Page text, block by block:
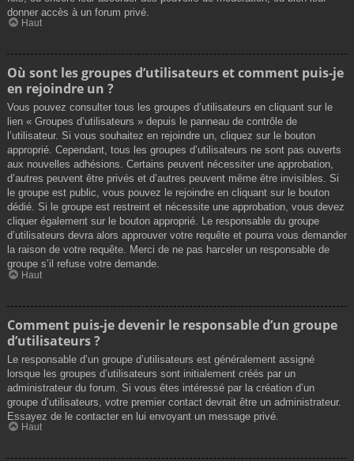
donner accès à un forum privé.
Haut
Où sont les groupes d’utilisateurs et comment puis-je
en rejoindre un ?
Vous pouvez consulter tous les groupes d’utilisateurs en cliquant sur le
lien « Groupes d’utilisateurs » depuis le panneau de contrôle de
l’utilisateur. Si vous souhaitez en rejoindre un, cliquez sur le bouton
approprié. Cependant, tous les groupes d’utilisateurs ne sont pas ouverts
aux nouvelles adhésions. Certains peuvent nécessiter une approbation,
d’autres peuvent être privés et d’autres peuvent même être invisibles. Si
le groupe est public, vous pouvez le rejoindre en cliquant sur le bouton
dédié. Si le groupe est restreint et nécessite une approbation, vous devez
cliquer également sur le bouton approprié. Le responsable du groupe
d’utilisateurs devra alors approuver votre requête et pourra vous demander
la raison de votre requête. Merci de ne pas harceler un responsable de
groupe s’il refuse votre demande.
Haut
Comment puis-je devenir le responsable d’un groupe
d’utilisateurs ?
Le responsable d’un groupe d’utilisateurs est généralement assigné
lorsque les groupes d’utilisateurs sont initialement créés par un
administrateur du forum. Si vous êtes intéressé par la création d’un
groupe d’utilisateurs, votre premier contact devrait être un administrateur.
Essayez de le contacter en lui envoyant un message privé.
Haut